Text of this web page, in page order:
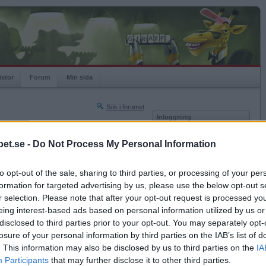
- Do Not Process My Personal Information
opt-out of the sale, sharing to third parties, or processing of your
for targeted advertising by us, please use the below opt-out
selection. Please note that after your opt-out request is processed
interest-based ads based on personal information utilized by us
to third parties prior to your opt-out. You may separately
of your personal information by third parties on the IAB’s list of
This information may also be disclosed by us to third parties on the
Participants that may further disclose it to other third parties.
Forum Min sida
Sök i forumet
Nästa sida »
2023-05-19 20:05
Inloggning
Kom ihåg mig
Glömt ditt lösenord?
Få ny aktiveringslänk
Betapet är gratis!